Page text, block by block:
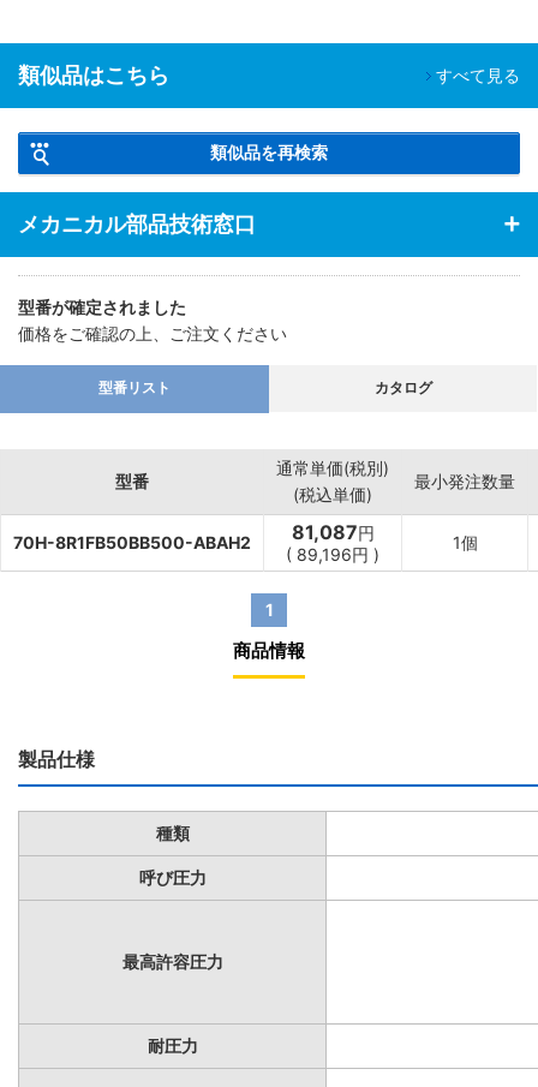
類似品はこちら すべて見る
類似品を再検索
メカニカル部品技術窓口
型番が確定されました
価格をご確認の上、ご注文ください
型番リスト カタログ
型番
通常単価(税別)
(税込単価)
最小発注数量
70H-8R1FB50BB500-ABAH2 81,087円
( 89,196円 )
1個
1
商品情報
製品仕様
種類
呼び圧力
最高許容圧力
耐圧力